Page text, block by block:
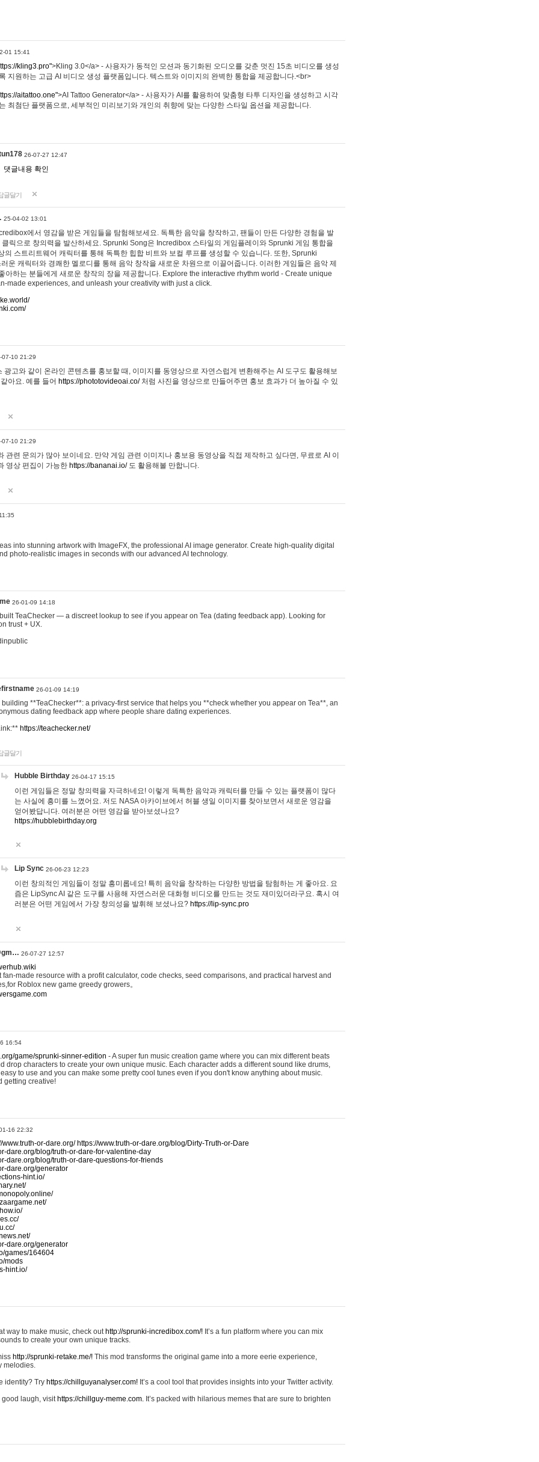
01 15:41
kling3.pro">Kling 3.0</a> - 사용자가 동적인 모션과 동기화된 오디오를 갖춘 멋진 15초 비디오를 생성
지원하는 고급 AI 비디오 생성 플랫폼입니다. 텍스트와 이미지의 완벽한 통합을 제공합니다.<br>
aitattoo.one">AI Tattoo Generator</a> - 사용자가 AI를 활용하여 맞춤형 타투 디자인을 생성하고 시각
최첨단 플랫폼으로, 세부적인 미리보기와 개인의 취향에 맞는 다양한 스타일 옵션을 제공합니다.
26-07-27 12:47
댓글내용 확인
글달기
25-04-02 13:01
에서 영감을 받은 게임들을 탐험해보세요. 독특한 음악을 창작하고, 팬들이 만든 다양한 경험을 발
클릭으로 창의력을 발산하세요. Sprunki Song은 Incredibox 스타일의 게임플레이와 Sprunki 게임 통합을
의 스트리트웨어 캐릭터를 통해 독특한 힙합 비트와 보컬 루프를 생성할 수 있습니다. 또한, Sprunki
운 캐릭터와 경쾌한 멜로디를 통해 음악 창작을 새로운 차원으로 이끌어줍니다. 이러한 게임들은 음악 제
아하는 분들에게 새로운 창작의 장을 제공합니다. Explore the interactive rhythm world - Create unique
made experiences, and unleash your creativity with just a click.
07-10 21:29
광고와 같이 온라인 콘텐츠를 홍보할 때, 이미지를 동영상으로 자연스럽게 변환해주는 AI 도구도 활용해보
아요. 예를 들어 https://phototovideoai.co/처럼 사진을 영상으로 만들어주면 홍보 효과가 더 높아질 수 있
07-10 21:29
관련 문의가 많아 보이네요. 만약 게임 관련 이미지나 홍보용 동영상을 직접 제작하고 싶다면, 무료로 AI 이
영상 편집이 가능한 https://bananai.io/도 활용해볼 만합니다.
into stunning artwork with ImageFX, the professional AI image generator. Create high-quality digital
photo-realistic images in seconds with our advanced AI technology.
26-01-09 14:18
TeaChecker — a discreet lookup to see if you appear on Tea (dating feedback app). Looking for
trust + UX.
26-01-09 14:19
building **TeaChecker**: a privacy-first service that helps you **check whether you appear on Tea**, an
dating feedback app where people share dating experiences.
https://teachecker.net/
글달기
Hubble Birthday 26-04-17 15:15
이런 게임들은 정말 창의력을 자극하네요! 이렇게 독특한 음악과 캐릭터를 만들 수 있는 플랫폼이 많다
는 사실에 흥미를 느꼈어요. 저도 NASA 아카이브에서 허블 생일 이미지를 찾아보면서 새로운 영감을
얻어봤답니다. 여러분은 어떤 영감을 받아보셨나요?
https://hubblebirthday.org
Lip Sync 26-06-23 12:23
이런 창의적인 게임들이 정말 흥미롭네요! 특히 음악을 창작하는 다양한 방법을 탐험하는 게 좋아요. 요
즘은 LipSync AI 같은 도구를 사용해 자연스러운 대화형 비디오를 만드는 것도 재미있더라구요. 혹시 여
러분은 어떤 게임에서 가장 창의성을 발휘해 보셨나요? https://lip-sync.pro
26-07-27 12:57
made resource with a profit calculator, code checks, seed comparisons, and practical harvest and
Roblox new game greedy growers。
16:54
game/sprunki-sinner-edition - A super fun music creation game where you can mix different beats
drop characters to create your own unique music. Each character adds a different sound like drums,
to use and you can make some pretty cool tunes even if you don't know anything about music.
getting creative!
16 22:32
www.truth-or-dare.org/ https://www.truth-or-dare.org/blog/Dirty-Truth-or-Dare
dare.org/blog/truth-or-dare-for-valentine-day
dare.org/blog/truth-or-dare-questions-for-friends
dare.org/generator
hint.io/
dare.org/generator
games/164604
mods
hint.io/
way to make music, check out http://sprunki-incredibox.com/! It’s a fun platform where you can mix
to create your own unique tracks.
http://sprunki-retake.me/! This mod transforms the original game into a more eerie experience,
melodies.
identity? Try https://chillguyanalyser.com! It’s a cool tool that provides insights into your Twitter activity.
good laugh, visit https://chillguy-meme.com. It’s packed with hilarious memes that are sure to brighten